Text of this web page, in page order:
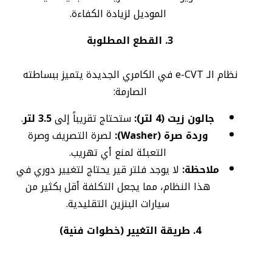
الموديل لزيادة الكفاءة.
3. القطع المطلوبة
نظام الـ e-CVT في الكامري الجديدة يتميز ببساطته
الصارمة:
جالون زيت (4 لتر):
ستحتاج تقريباً إلى3.5 لتر
.
وردة صرة (Washer):
لصرة التصريف وصرة
التعبئة لمنع أي تهريب.
ملاحظة: لا يوجد فلتر قير يحتاج لتغيير دوري في
هذا النظام، مما يجعل التكلفة أقل بكثير من
سيارات البنزين التقليدية.
4. طريقة التغيير (خطوات فنية)